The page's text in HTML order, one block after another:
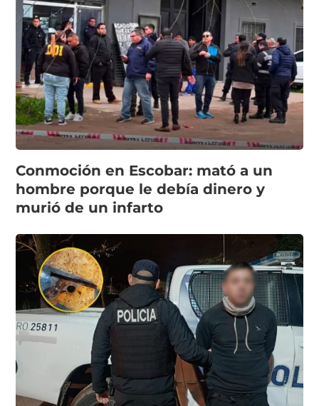
Conmoción en Escobar: mató a un
hombre porque le debía dinero y
murió de un infarto